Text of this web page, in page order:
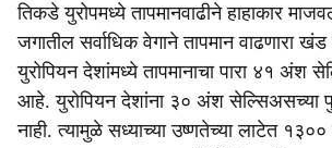
तिकडे युरोपमध्ये तापमानवाढीने हाहाकार
जगातील सर्वाधिक वेगाने तापमान वाढणारा
युरोपियन देशांमध्ये तापमानाचा पारा ४१ अंश
आहे. युरोपियन देशांना ३० अंश सेल्सिअसच्या
नाही. त्यामुळे सध्याच्या उष्णतेच्या लाटेत